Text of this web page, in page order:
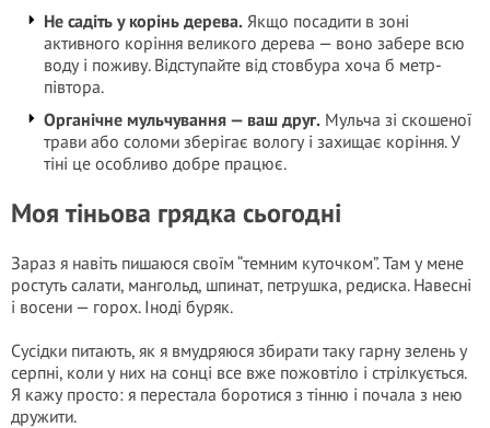
Не садіть у корінь дерева. Якщо посадити в зоні
активного коріння великого дерева — воно забере всю
воду і поживу. Відступайте від стовбура хоча б метр-
півтора.
Органічне мульчування — ваш друг. Мульча зі скошеної
трави або соломи зберігає вологу і захищає коріння. У
тіні це особливо добре працює.
Моя тіньова грядка сьогодні
Зараз я навіть пишаюся своїм “темним куточком”. Там у мене
ростуть салати, мангольд, шпинат, петрушка, редиска. Навесні
і восени — горох. Іноді буряк.
Сусідки питають, як я вмудряюся збирати таку гарну зелень у
серпні, коли у них на сонці все вже пожовтіло і стрілкується.
Я кажу просто: я перестала боротися з тінню і почала з нею
дружити.